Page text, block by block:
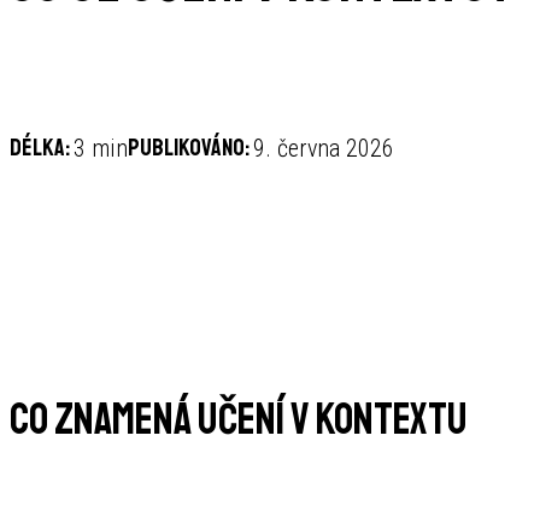
Délka:3 minPublikováno:9. června 2026
Co znamená učení v kontextu